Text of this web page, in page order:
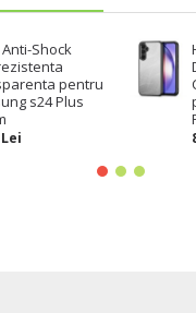
Shock
pentru
s24 Plus